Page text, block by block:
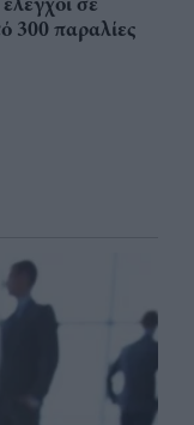
300 παραλίες